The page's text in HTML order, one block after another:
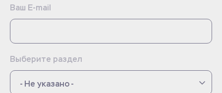
Ваш E-mail
Выберите раздел
- Не указано -